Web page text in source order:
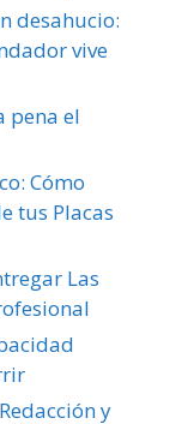
desahucio:
vive
pena el
Cómo
tus Placas
Las
y